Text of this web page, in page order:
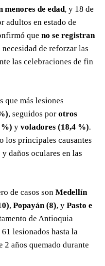
menores de edad, y 18 de
adultos en estado de
que no se registran
de reforzar las
las celebraciones de fin
que más lesiones
, seguidos por otros
%) y voladores (18,4 %).
los principales causantes
daños oculares en las
de casos son Medellín
, Popayán (8), y Pasto e
de Antioquia
lesionados hasta la
años quemado durante